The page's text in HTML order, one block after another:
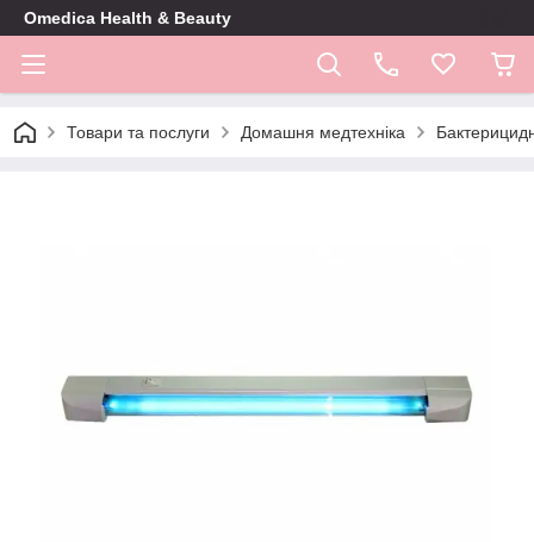
Omedica Health & Beauty
Товари та послуги Домашня медтехніка